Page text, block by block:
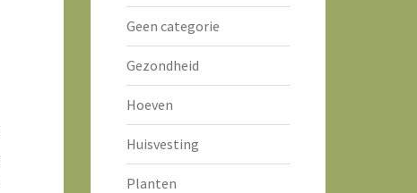
Geen categorie
Gezondheid
Hoeven
Huisvesting
Planten